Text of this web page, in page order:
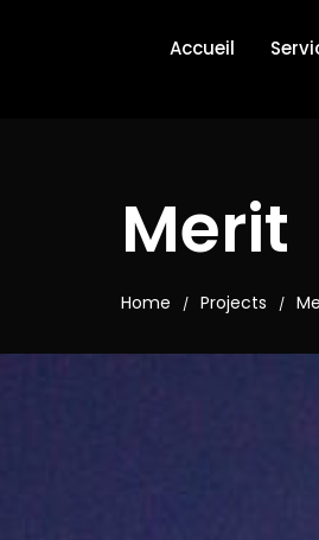
Accueil
Merit
Home / Projects /